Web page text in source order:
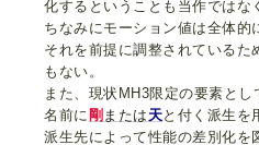
化するということも当作ではな
ちなみにモーション値は全体的
それを前提に調整されているた
もない。
また、現状MH3限定の要素と
名前に 剛 または 天と付く派生を
派生先によって性能の差別化を